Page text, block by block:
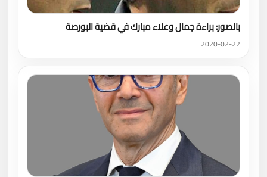
بالصور: براءة جمال وعلاء مبارك في قضية البورصة
2020-02-22